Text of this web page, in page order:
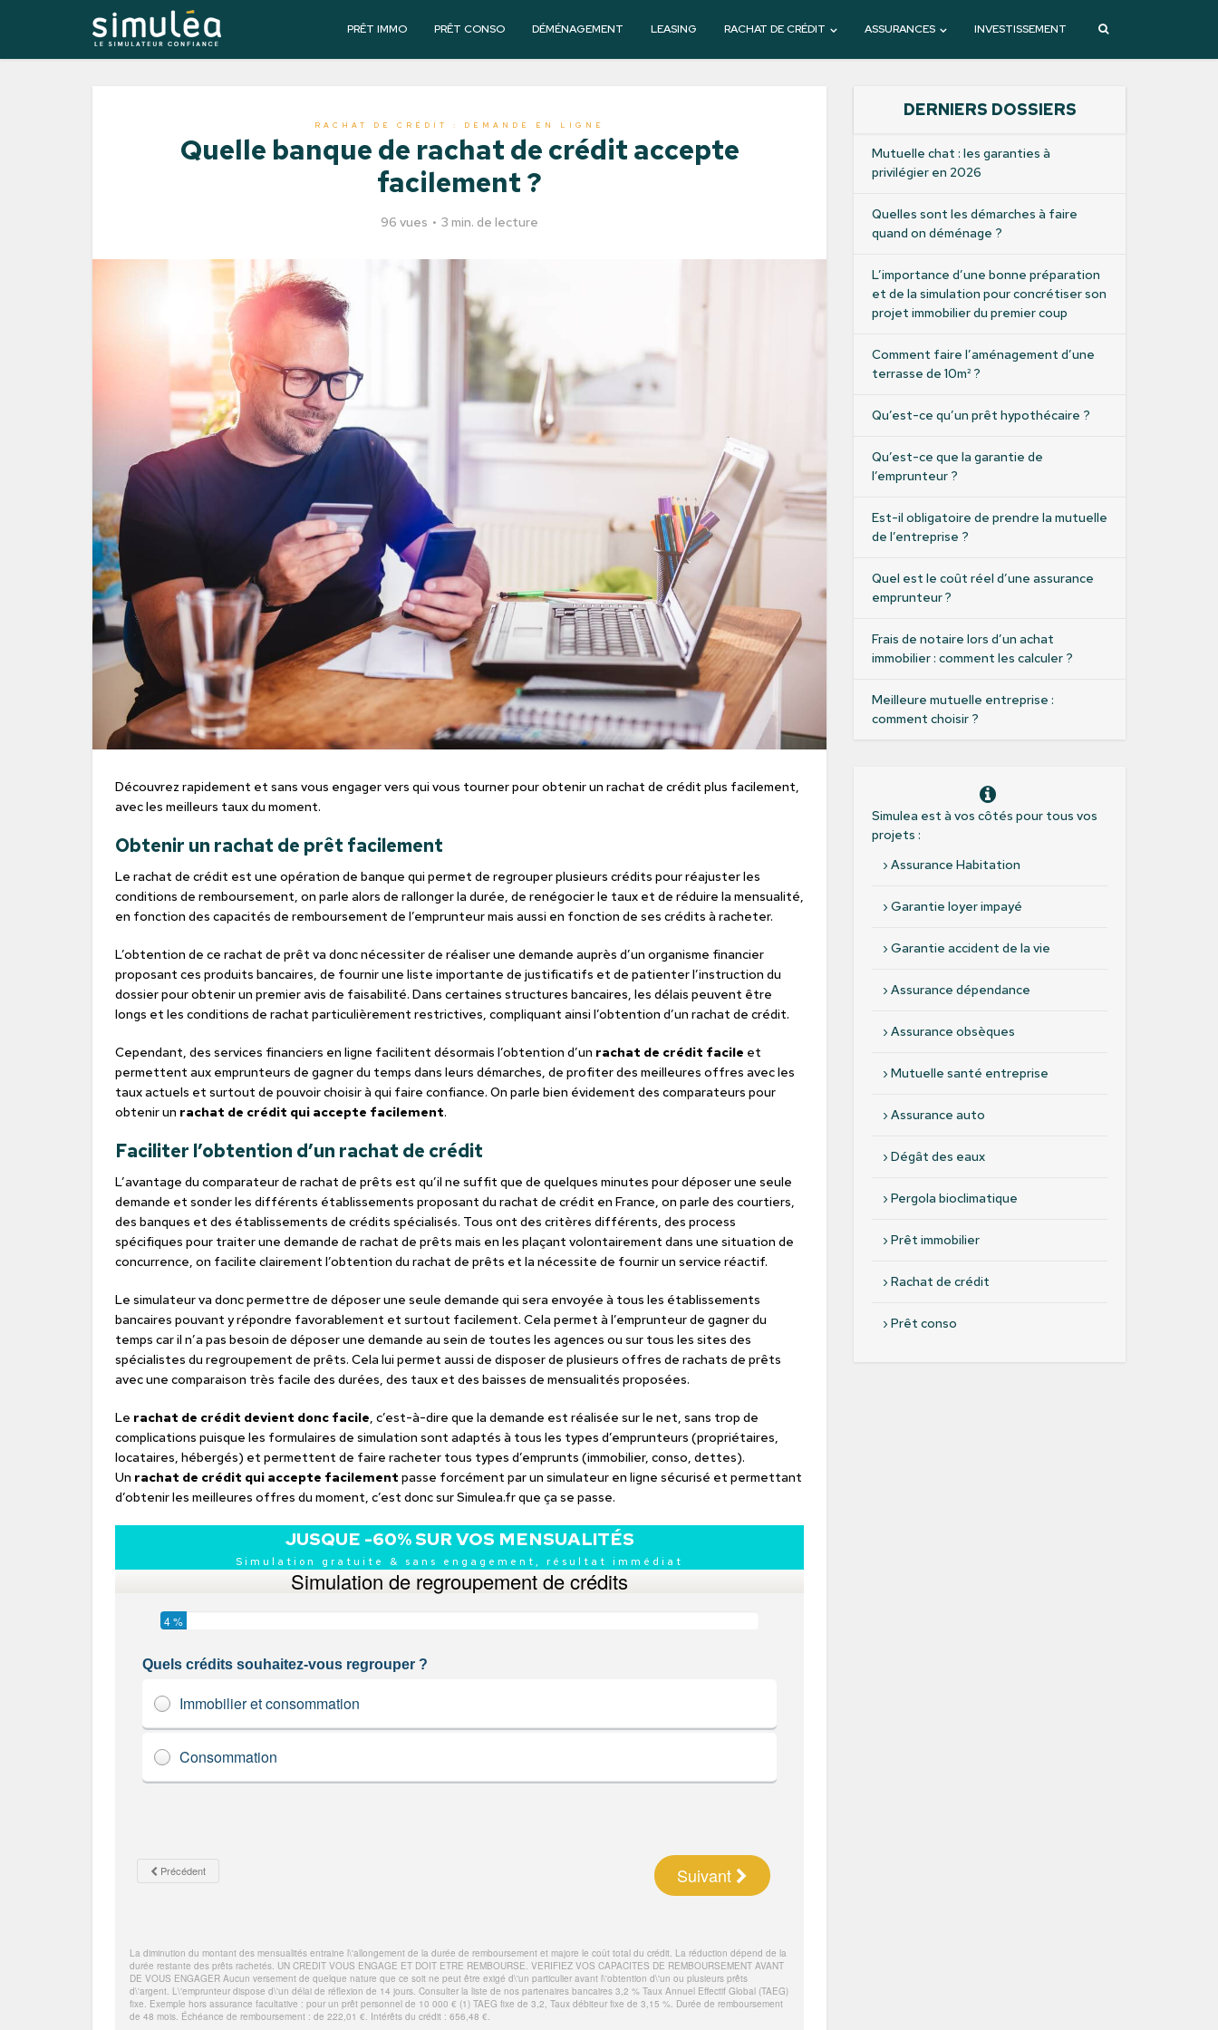
PRÊT IMMO PRÊT CONSO DÉMÉNAGEMENT LEASING RACHAT DE CRÉDIT ASSURANCES INVESTISSEMENT
RACHAT DE CRÉDIT : DEMANDE EN LIGNE
Quelle banque de rachat de crédit accepte
facilement ?
96 vues 3 min. de lecture
Découvrez rapidement et sans vous engager vers qui vous tourner pour obtenir un rachat de crédit plus facilement,
avec les meilleurs taux du moment.
Obtenir un rachat de prêt facilement
Le rachat de crédit est une opération de banque qui permet de regrouper plusieurs crédits pour réajuster les
conditions de remboursement, on parle alors de rallonger la durée, de renégocier le taux et de réduire la mensualité,
en fonction des capacités de remboursement de l’emprunteur mais aussi en fonction de ses crédits à racheter.
L’obtention de ce rachat de prêt va donc nécessiter de réaliser une demande auprès d’un organisme financier
proposant ces produits bancaires, de fournir une liste importante de justificatifs et de patienter l’instruction du
dossier pour obtenir un premier avis de faisabilité. Dans certaines structures bancaires, les délais peuvent être
longs et les conditions de rachat particulièrement restrictives, compliquant ainsi l’obtention d’un rachat de crédit.
Cependant, des services financiers en ligne facilitent désormais l’obtention d’un rachat de crédit facile et
permettent aux emprunteurs de gagner du temps dans leurs démarches, de profiter des meilleures offres avec les
taux actuels et surtout de pouvoir choisir à qui faire confiance. On parle bien évidement des comparateurs pour
obtenir un rachat de crédit qui accepte facilement.
Faciliter l’obtention d’un rachat de crédit
L’avantage du comparateur de rachat de prêts est qu’il ne suffit que de quelques minutes pour déposer une seule
demande et sonder les différents établissements proposant du rachat de crédit en France, on parle des courtiers,
des banques et des établissements de crédits spécialisés. Tous ont des critères différents, des process
spécifiques pour traiter une demande de rachat de prêts mais en les plaçant volontairement dans une situation de
concurrence, on facilite clairement l’obtention du rachat de prêts et la nécessite de fournir un service réactif.
Le simulateur va donc permettre de déposer une seule demande qui sera envoyée à tous les établissements
bancaires pouvant y répondre favorablement et surtout facilement. Cela permet à l’emprunteur de gagner du
temps car il n’a pas besoin de déposer une demande au sein de toutes les agences ou sur tous les sites des
spécialistes du regroupement de prêts. Cela lui permet aussi de disposer de plusieurs offres de rachats de prêts
avec une comparaison très facile des durées, des taux et des baisses de mensualités proposées.
Le rachat de crédit devient donc facile, c’est-à-dire que la demande est réalisée sur le net, sans trop de
complications puisque les formulaires de simulation sont adaptés à tous les types d’emprunteurs (propriétaires,
locataires, hébergés) et permettent de faire racheter tous types d’emprunts (immobilier, conso, dettes).
Un rachat de crédit qui accepte facilement passe forcément par un simulateur en ligne sécurisé et permettant
d’obtenir les meilleures offres du moment, c’est donc sur Simulea.fr que ça se passe.
JUSQUE -60% SUR VOS MENSUALITÉS
Simulation gratuite & sans engagement, résultat immédiat
DERNIERS DOSSIERS
Mutuelle chat : les garanties à
privilégier en 2026
Quelles sont les démarches à faire
quand on déménage ?
L’importance d’une bonne préparation
et de la simulation pour concrétiser son
projet immobilier du premier coup
Comment faire l’aménagement d’une
terrasse de 10m² ?
Qu’est-ce qu’un prêt hypothécaire ?
Qu’est-ce que la garantie de
l’emprunteur ?
Est-il obligatoire de prendre la mutuelle
de l’entreprise ?
Quel est le coût réel d’une assurance
emprunteur ?
Frais de notaire lors d’un achat
immobilier : comment les calculer ?
Meilleure mutuelle entreprise :
comment choisir ?
Simulea est à vos côtés pour tous vos
projets :
› Assurance Habitation
› Garantie loyer impayé
› Garantie accident de la vie
› Assurance dépendance
› Assurance obsèques
› Mutuelle santé entreprise
› Assurance auto
› Dégât des eaux
› Pergola bioclimatique
› Prêt immobilier
› Rachat de crédit
› Prêt conso